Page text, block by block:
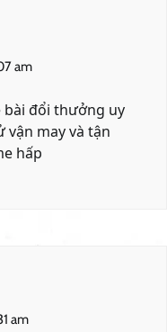
am
bài đổi thưởng uy
vận may và tận
hấp
am